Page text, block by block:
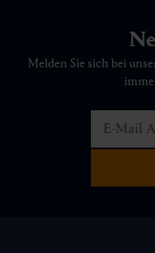
Melden Sie sich bei